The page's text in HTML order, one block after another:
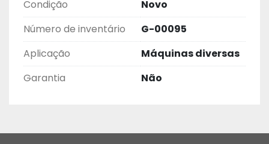
Condição
Novo
Número de inventário
G-00095
Aplicação
Máquinas diversas
Garantia
Não